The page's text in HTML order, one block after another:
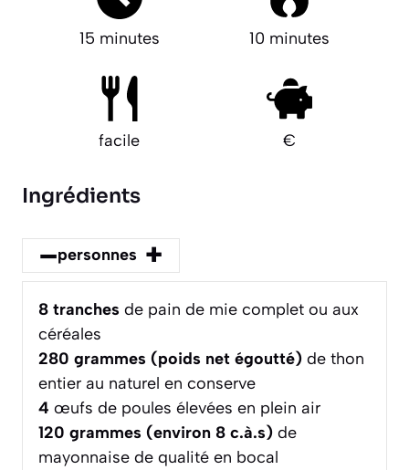
15 minutes 10 minutes
facile €
Ingrédients
–personnes +
8 tranches de pain de mie complet ou aux
céréales
280 grammes (poids net égoutté) de thon
entier au naturel en conserve
4 œufs de poules élevées en plein air
120 grammes (environ 8 c.à.s) de
mayonnaise de qualité en bocal